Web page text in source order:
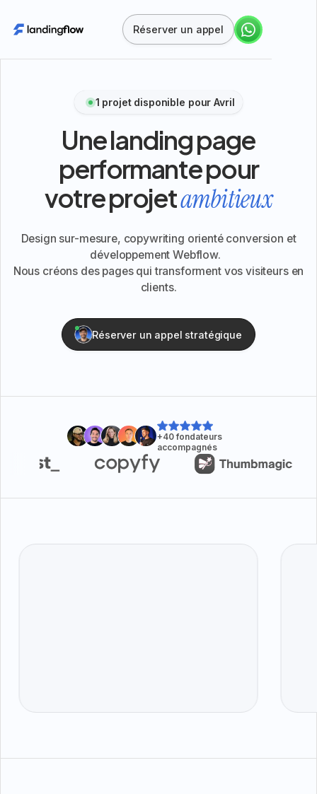
Réserver un appel
1 projet disponible pour Avril
Une landing page
performante pour
votre projetambitieux
Design sur-mesure, copywriting orienté conversion et
développement Webflow.
Nous créons des pages qui transforment vos visiteurs en
clients.
Réserver un appel stratégique
+40 fondateurs
accompagnés